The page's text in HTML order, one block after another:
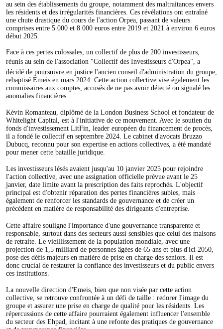
au sein des établissements du groupe, notamment des maltraitances envers
les résidents et des irrégularités financières. Ces révélations ont entraîné
une chute drastique du cours de l'action Orpea, passant de valeurs
comprises entre 5 000 et 8 000 euros entre 2019 et 2021 à environ 6 euros
début 2025.
Face à ces pertes colossales, un collectif de plus de 200 investisseurs,
réunis au sein de l'association "Collectif des Investisseurs d'Orpea", a
décidé de poursuivre en justice l'ancien conseil d'administration du groupe,
rebaptisé Emeis en mars 2024. Cette action collective vise également les
commissaires aux comptes, accusés de ne pas avoir détecté ou signalé les
anomalies financières.
Kévin Romanteau, diplômé de la London Business School et fondateur de
Whitelight Capital, est à l'initiative de ce mouvement. Avec le soutien du
fonds d'investissement LitFin, leader européen du financement de procès,
il a fondé le collectif en septembre 2024. Le cabinet d'avocats Bruzzo
Dubucq, reconnu pour son expertise en actions collectives, a été mandaté
pour mener cette bataille juridique.
Les investisseurs lésés avaient jusqu'au 10 janvier 2025 pour rejoindre
l'action collective, avec une assignation officielle prévue avant le 25
janvier, date limite avant la prescription des faits reprochés. L'objectif
principal est d'obtenir réparation des pertes financières subies, mais
également de renforcer les standards de gouvernance et de créer un
précédent en matière de responsabilité des dirigeants d'entreprise.
Cette affaire souligne l'importance d'une gouvernance transparente et
responsable, surtout dans des secteurs aussi sensibles que celui des maisons
de retraite. Le vieillissement de la population mondiale, avec une
projection de 1,5 milliard de personnes âgées de 65 ans et plus d'ici 2050,
pose des défis majeurs en matière de prise en charge des seniors. Il est
donc crucial de restaurer la confiance des investisseurs et du public envers
ces institutions.
La nouvelle direction d'Emeis, bien que non visée par cette action
collective, se retrouve confrontée à un défi de taille : redorer l'image du
groupe et assurer une prise en charge de qualité pour les résidents. Les
répercussions de cette affaire pourraient également influencer l'ensemble
du secteur des Ehpad, incitant à une refonte des pratiques de gouvernance